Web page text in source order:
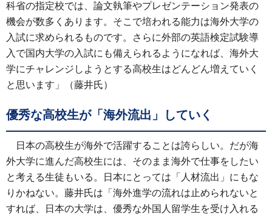
科省の指定校では、論文執筆やプレゼンテーション発表の
機会が数多くあります。そこで培われる能力は海外大学の
入試に求められるものです。さらに外部の英語検定試験導
入で国内大学の入試にも備えられるようになれば、海外大
学にチャレンジしようとする高校生はどんどん増えていく
と思います」（藤井氏）
優秀な高校生が「海外流出」していく
日本の高校生が海外で活躍することは誇らしい。だが海
外大学に進んだ高校生には、そのまま海外で仕事をしたい
と考える生徒もいる。日本にとっては「人材流出」にもな
りかねない。藤井氏は「海外進学の流れは止められないと
すれば、日本の大学は、優秀な外国人留学生を受け入れる